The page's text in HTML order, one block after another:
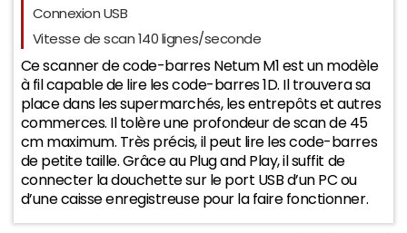
2025 2026
20
20,5
21
22
Connexion USB
Vitesse de scan 140 lignes/seconde
Ce scanner de code-barres Netum M1 est un modèle
à fil capable de lire les code-barres 1D. Il trouvera sa
place dans les supermarchés, les entrepôts et autres
commerces. Il tolère une profondeur de scan de 45
cm maximum. Très précis, il peut lire les code-barres
de petite taille. Grâce au Plug and Play, il suffit de
connecter la douchette sur le port USB d’un PC ou
d’une caisse enregistreuse pour la faire fonctionner.